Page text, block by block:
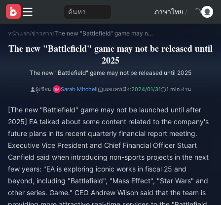
ค้นหา ภาษาไทย /
หน้าแรก/ข่าวสาร/ The new "Battlefield" game may not be released until 2025
The new "Battlefield" game may not be released until
2025
The new "Battlefield" game may not be released until 2025
ผู้เขียน: Sarah Mitchell เผยแพร่เมื่อ:2024/01/31 1 min อ่าน
[The new "Battlefield" game may not be launched until after
2025] EA talked about some content related to the company's
future plans in its recent quarterly financial report meeting.
Executive Vice President and Chief Financial Officer Stuart
Canfield said when introducing non-sports projects in the next
few years: "EA is exploring iconic works in fiscal 25 and
beyond, including "Battlefield", "Mass Effect", "Star Wars" and
other series. Game." CEO Andrew Wilson said that the team is